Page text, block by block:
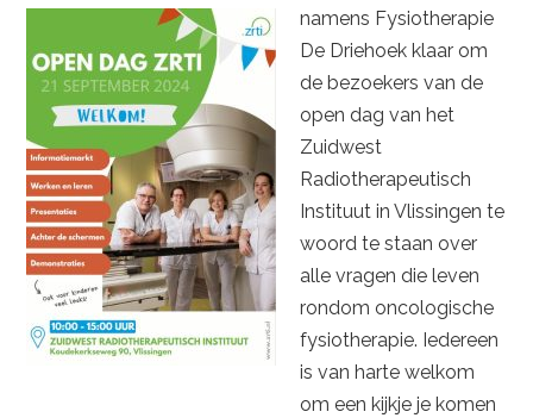
namens Fysiotherapie
De Driehoek klaar om
de bezoekers van de
open dag van het
Zuidwest
Radiotherapeutisch
Instituut in Vlissingen te
woord te staan over
alle vragen die leven
rondom oncologische
fysiotherapie. Iedereen
is van harte welkom
om een kijkje je komen